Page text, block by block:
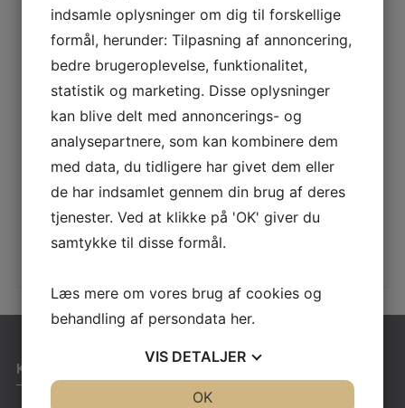
1VI GYNGESTATIV ST1422
LÆS MERE
1VI LEGESTATIV ROBINIA RB1305
LÆS MERE
KONTAKT
indsamle oplysninger om dig til forskellige
formål, herunder: Tilpasning af annoncering,
bedre brugeroplevelse, funktionalitet,
statistik og marketing. Disse oplysninger
kan blive delt med annoncerings- og
analysepartnere, som kan kombinere dem
med data, du tidligere har givet dem eller
de har indsamlet gennem din brug af deres
tjenester. Ved at klikke på 'OK' giver du
samtykke til disse formål.
Læs mere om vores brug af cookies og
behandling af persondata her.
VIS DETALJER
OK